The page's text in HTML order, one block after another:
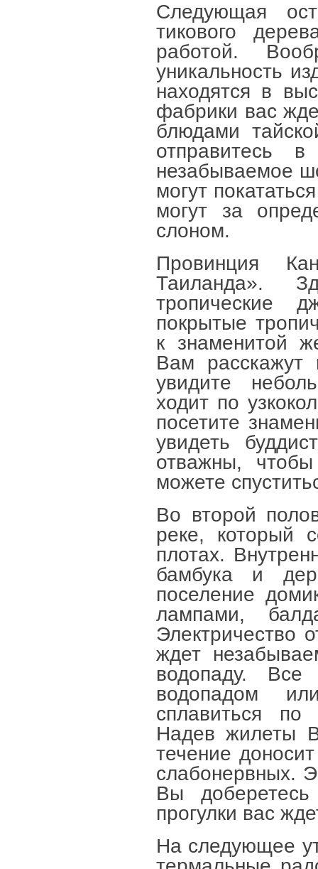
Следующая
тикового
работой.
уникальность
находятся в
фабрики вас
блюдами
отправитесь
незабываемое
могут
могут за
слоном.
Провинция
Таиланда».
тропические
покрытые
к знаменитой
Вам расскажут
увидите
ходит по
посетите
увидеть
отважны,
можете
Во второй
реке, который
плотах.
бамбука и
поселение
лампами,
Электричество
ждет
водопаду.
водопадом
сплавиться
Надев жилеты
течение
слабонервных.
Вы
прогулки вас
На следующее